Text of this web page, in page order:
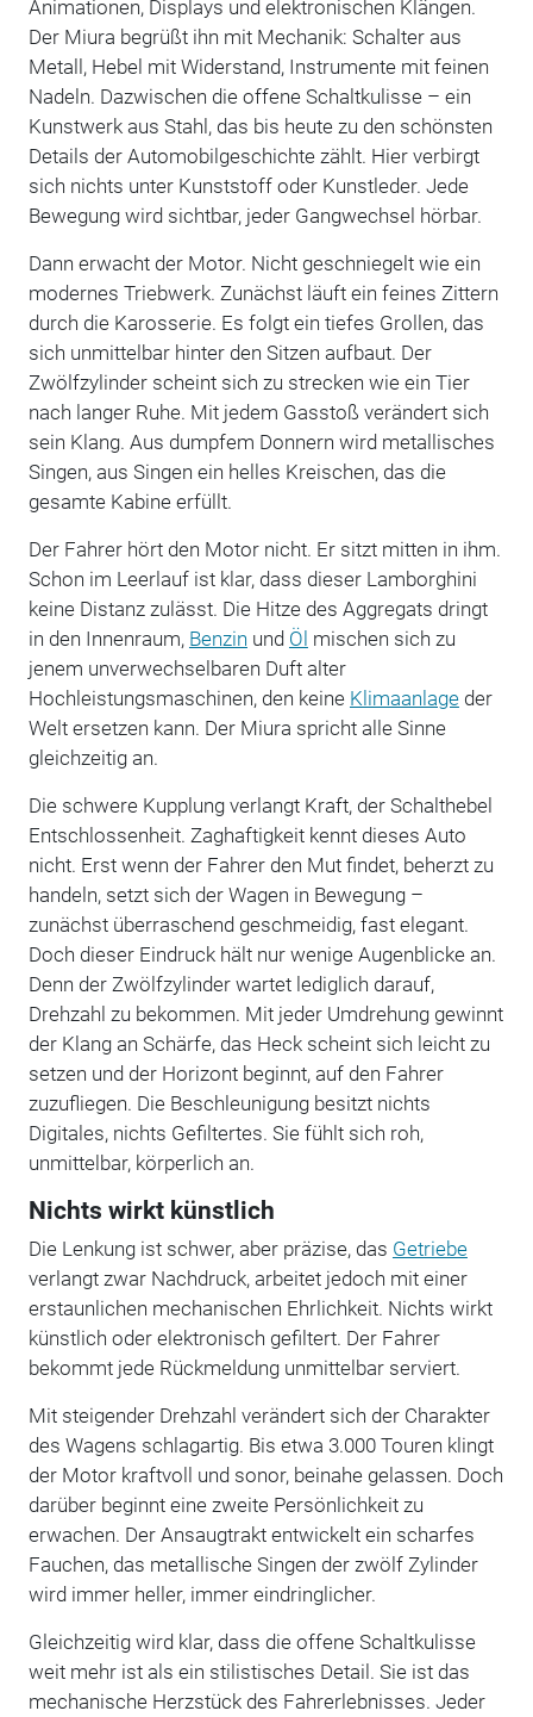
Animationen, Displays und elektronischen Klängen.
Der Miura begrüßt ihn mit Mechanik: Schalter aus
Metall, Hebel mit Widerstand, Instrumente mit feinen
Nadeln. Dazwischen die offene Schaltkulisse – ein
Kunstwerk aus Stahl, das bis heute zu den schönsten
Details der Automobilgeschichte zählt. Hier verbirgt
sich nichts unter Kunststoff oder Kunstleder. Jede
Bewegung wird sichtbar, jeder Gangwechsel hörbar.
Dann erwacht der Motor. Nicht geschniegelt wie ein
modernes Triebwerk. Zunächst läuft ein feines Zittern
durch die Karosserie. Es folgt ein tiefes Grollen, das
sich unmittelbar hinter den Sitzen aufbaut. Der
Zwölfzylinder scheint sich zu strecken wie ein Tier
nach langer Ruhe. Mit jedem Gasstoß verändert sich
sein Klang. Aus dumpfem Donnern wird metallisches
Singen, aus Singen ein helles Kreischen, das die
gesamte Kabine erfüllt.
Der Fahrer hört den Motor nicht. Er sitzt mitten in ihm.
Schon im Leerlauf ist klar, dass dieser Lamborghini
keine Distanz zulässt. Die Hitze des Aggregats dringt
in den Innenraum, Benzin und Öl mischen sich zu
jenem unverwechselbaren Duft alter
Hochleistungsmaschinen, den keine Klimaanlageder
Welt ersetzen kann. Der Miura spricht alle Sinne
gleichzeitig an.
Die schwere Kupplung verlangt Kraft, der Schalthebel
Entschlossenheit. Zaghaftigkeit kennt dieses Auto
nicht. Erst wenn der Fahrer den Mut findet, beherzt zu
handeln, setzt sich der Wagen in Bewegung –
zunächst überraschend geschmeidig, fast elegant.
Doch dieser Eindruck hält nur wenige Augenblicke an.
Denn der Zwölfzylinder wartet lediglich darauf,
Drehzahl zu bekommen. Mit jeder Umdrehung gewinnt
der Klang an Schärfe, das Heck scheint sich leicht zu
setzen und der Horizont beginnt, auf den Fahrer
zuzufliegen. Die Beschleunigung besitzt nichts
Digitales, nichts Gefiltertes. Sie fühlt sich roh,
unmittelbar, körperlich an.
Nichts wirkt künstlich
Die Lenkung ist schwer, aber präzise, das Getriebe
verlangt zwar Nachdruck, arbeitet jedoch mit einer
erstaunlichen mechanischen Ehrlichkeit. Nichts wirkt
künstlich oder elektronisch gefiltert. Der Fahrer
bekommt jede Rückmeldung unmittelbar serviert.
Mit steigender Drehzahl verändert sich der Charakter
des Wagens schlagartig. Bis etwa 3.000 Touren klingt
der Motor kraftvoll und sonor, beinahe gelassen. Doch
darüber beginnt eine zweite Persönlichkeit zu
erwachen. Der Ansaugtrakt entwickelt ein scharfes
Fauchen, das metallische Singen der zwölf Zylinder
wird immer heller, immer eindringlicher.
Gleichzeitig wird klar, dass die offene Schaltkulisse
weit mehr ist als ein stilistisches Detail. Sie ist das
mechanische Herzstück des Fahrerlebnisses. Jeder